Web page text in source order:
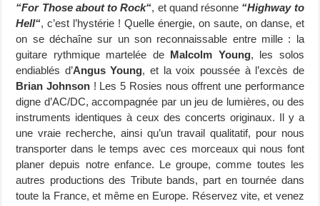
“For Those about to Rock“, et quand résonne “Highway to
Hell“, c’est l’hystérie ! Quelle énergie, on saute, on danse, et
on se déchaîne sur un son reconnaissable entre mille : la
guitare rythmique martelée de Malcolm Young, les solos
endiablés d’Angus Young, et la voix poussée à l’excès de
Brian Johnson! Les 5 Rosies nous offrent une performance
digne d’AC/DC, accompagnée par un jeu de lumières, ou des
instruments identiques à ceux des concerts originaux. Il y a
une vraie recherche, ainsi qu’un travail qualitatif, pour nous
transporter dans le temps avec ces morceaux qui nous font
planer depuis notre enfance. Le groupe, comme toutes les
autres productions des Tribute bands, part en tournée dans
toute la France, et même en Europe. Réservez vite, et venez